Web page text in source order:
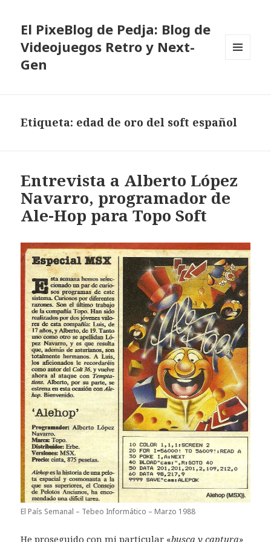
El PixeBlog de Pedja: Blog de
Videojuegos Retro y Next-
Gen
Etiqueta: edad de oro del soft español
Entrevista a Alberto López
Navarro, programador de
Ale-Hop para Topo Soft
El País Semanal – Tebeo Informático – Marzo 1988
He proseguido con mi particular «busca y captura»